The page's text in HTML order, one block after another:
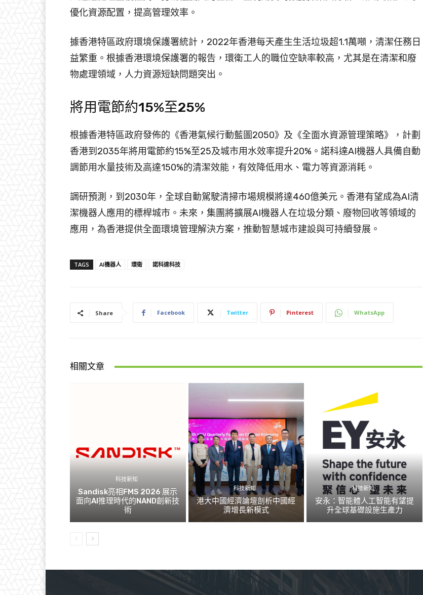
優化資源配置，提高管理效率。
據香港特區政府環境保護署統計，2022年香港每天產生生活垃圾超1.1萬噸，清潔任務日
益繁重。根據香港環境保護署的報告，環衛工人的職位空缺率較高，尤其是在清潔和廢
物處理領域，人力資源短缺問題突出。
將用電節約15%至25%
根據香港特區政府發佈的《香港氣候行動藍圖2050》及《全面水資源管理策略》，計劃
香港到2035年將用電節約15%至25及城市用水效率提升20%。諾科達AI機器人具備自動
調節用水量技術及高達150%的清潔效能，有效降低用水、電力等資源消耗。
調研預測，到2030年，全球自動駕駛清掃市場規模將達460億美元。香港有望成為AI清
潔機器人應用的標桿城市。未來，集團將擴展AI機器人在垃圾分類、廢物回收等領域的
應用，為香港提供全面環境管理解決方案，推動智慧城市建設與可持續發展。
TAGS AI機器人 環衛 諾科達科技
Share Facebook Twitter Pinterest WhatsApp
相關文章
科技新知
Sandisk亮相FMS 2026 展示
面向AI推理時代的NAND創新技
術
科技新知
港大中國經濟論壇剖析中國經
濟增長新模式
科技新知
安永：智能體人工智能有望提
升全球基礎設施生產力